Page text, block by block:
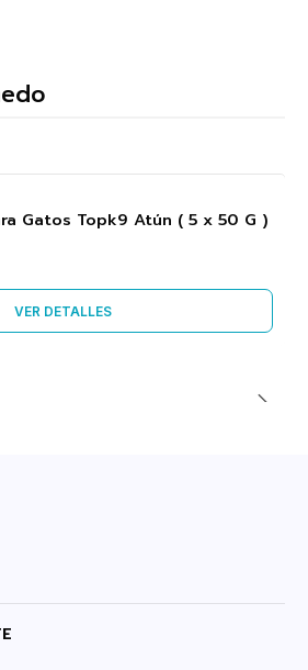
Gatos Topk9 Atún ( 5 x 50 G )
VER DETALLES